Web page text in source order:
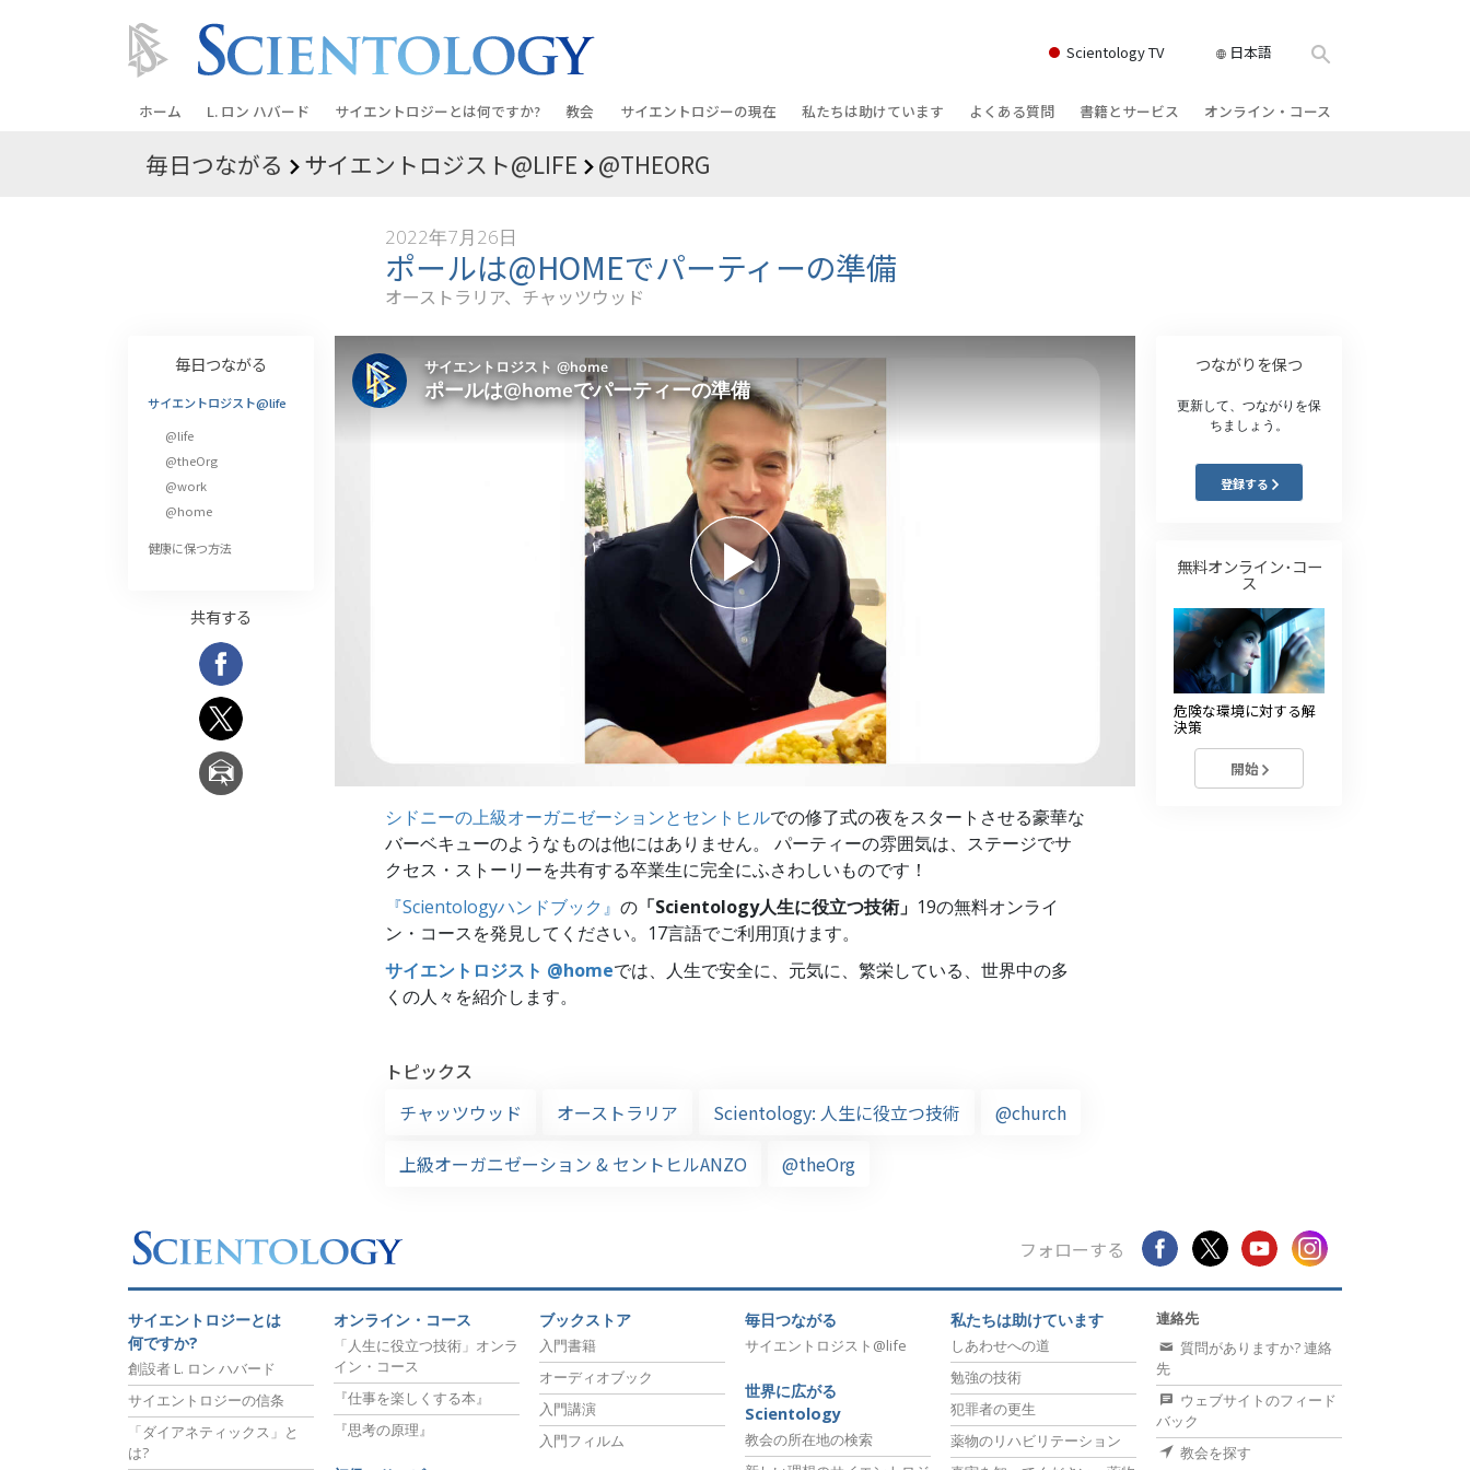
Scientology TV 日本語
ホーム L. ロン ハバード サイエントロジーとは何ですか?
信条と実践
サイエントロジストたちが語るサイエ
ントロジー
サイエントロジストに会いましょう
教会の内部
サイエントロジーの基本原理
教会
教会を探す
上級
オーガニゼーション
フラッグ･ランド･ベース
フリーウィンズ
サイエントロジーを
世界にもたらす
サイエントロジーの現在
グランド・オープニング
デビッド･ミスキャベッジ氏—
Scientologyの教会指導者
私たちは助けています
クリミノン
真実を知ってください：薬物
ユナイテッド･フォー･ヒューマンライ
ツ
市民の人権擁護の会
サイエントロジー･ボランティア･ミニ
スター
よくある質問 書籍とサービス
初級のサービス
オンライン・コース
病気やけがのためのアシスト
感情のトーン・スケール
職場のためのツール
エシックスとコンディション
広報活動の基礎
毎日つながる サイエントロジスト@LIFE @THEORG
2022年7月26日
ポールは@HOMEでパーティーの準備
オーストラリア、チャッツウッド
シドニーの上級オーガニゼーションとセントヒルでの修了式の夜をスタートさせる豪華な
バーベキューのようなものは他にはありません。 パーティーの雰囲気は、ステージでサ
クセス・ストーリーを共有する卒業生に完全にふさわしいものです！
『Scientologyハンドブック』 の 「Scientology人生に役立つ技術」 19の無料オンライ
ン・コースを発見してください。17言語でご利用頂けます。
サイエントロジスト @homeでは、人生で安全に、元気に、繁栄している、世界中の多
くの人々を紹介します。
トピックス
チャッツウッド
オーストラリア Scientology: 人生に役立つ技術
@church
上級オーガニゼーション & セントヒルANZO
@theOrg
毎日つながる
サイエントロジスト@life
@life
@theOrg
@work
@home
健康に保つ方法
共有する
つながりを保つ
更新して、つながりを保
ちましょう。
登録する
無料オンライン･コー
ス
危険な環境に対する解
決策
開始
フォローする
サイエントロジーとは
何ですか?
創設者 L. ロン ハバード
サイエントロジーの信条
「ダイアネティックス」と
は?
オンライン・コース
「人生に役立つ技術」オンラ
イン・コース
『仕事を楽しくする本』
『思考の原理』
ブックストア
入門書籍
オーディオブック
入門講演
入門フィルム
毎日つながる
サイエントロジスト@life
世界に広がる
Scientology
教会の所在地の検索
私たちは助けています
しあわせへの道
勉強の技術
犯罪者の更生
薬物のリハビリテーション
連絡先
質問がありますか? 連絡
先
ウェブサイトのフィード
バック
教会を探す